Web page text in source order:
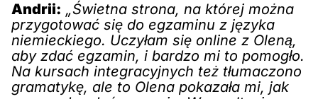
Andrii: „Świetna strona, na której można
przygotować się do egzaminu z języka
niemieckiego. Uczyłam się online z Oleną,
aby zdać egzamin, i bardzo mi to pomogło.
Na kursach integracyjnych też tłumaczono
gramatykę, ale to Olena pokazała mi, jak